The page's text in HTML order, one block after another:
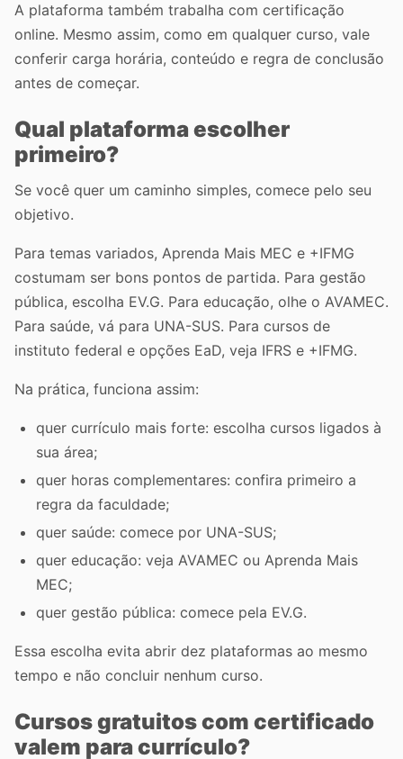
A plataforma também trabalha com certificação
online. Mesmo assim, como em qualquer curso, vale
conferir carga horária, conteúdo e regra de conclusão
antes de começar.
Qual plataforma escolher
primeiro?
Se você quer um caminho simples, comece pelo seu
objetivo.
Para temas variados, Aprenda Mais MEC e +IFMG
costumam ser bons pontos de partida. Para gestão
pública, escolha EV.G. Para educação, olhe o AVAMEC.
Para saúde, vá para UNA-SUS. Para cursos de
instituto federal e opções EaD, veja IFRS e +IFMG.
Na prática, funciona assim:
quer currículo mais forte: escolha cursos ligados à
sua área;
quer horas complementares: confira primeiro a
regra da faculdade;
quer saúde: comece por UNA-SUS;
quer educação: veja AVAMEC ou Aprenda Mais
MEC;
quer gestão pública: comece pela EV.G.
Essa escolha evita abrir dez plataformas ao mesmo
tempo e não concluir nenhum curso.
Cursos gratuitos com certificado
valem para currículo?